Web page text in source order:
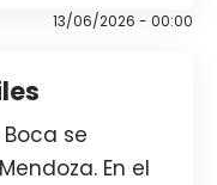
13/06/2026 - 00:00
se
En el